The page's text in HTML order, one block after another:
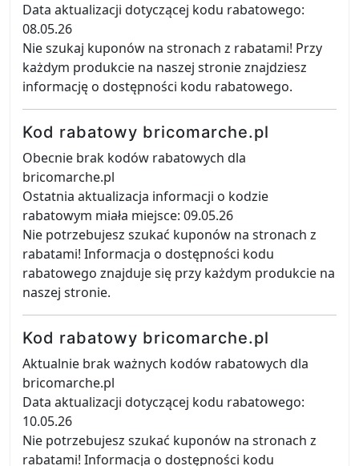
Data aktualizacji dotyczącej kodu rabatowego:
08.05.26
Nie szukaj kuponów na stronach z rabatami! Przy
każdym produkcie na naszej stronie znajdziesz
informację o dostępności kodu rabatowego.
Kod rabatowy bricomarche.pl
Obecnie brak kodów rabatowych dla
bricomarche.pl
Ostatnia aktualizacja informacji o kodzie
rabatowym miała miejsce: 09.05.26
Nie potrzebujesz szukać kuponów na stronach z
rabatami! Informacja o dostępności kodu
rabatowego znajduje się przy każdym produkcie na
naszej stronie.
Kod rabatowy bricomarche.pl
Aktualnie brak ważnych kodów rabatowych dla
bricomarche.pl
Data aktualizacji dotyczącej kodu rabatowego:
10.05.26
Nie potrzebujesz szukać kuponów na stronach z
rabatami! Informacja o dostępności kodu